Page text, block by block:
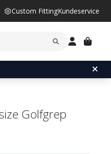
Custom FittingKundeservice
Golfgrep